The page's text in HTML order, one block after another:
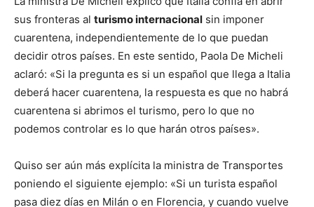
sus fronteras al turismo internacional sin imponer
cuarentena, independientemente de lo que puedan
decidir otros países. En este sentido, Paola De Micheli
aclaró: «Si la pregunta es si un español que llega a Italia
deberá hacer cuarentena, la respuesta es que no habrá
cuarentena si abrimos el turismo, pero lo que no
podemos controlar es lo que harán otros países».
Quiso ser aún más explícita la ministra de Transportes
poniendo el siguiente ejemplo: «Si un turista español
pasa diez días en Milán o en Florencia, y cuando vuelve